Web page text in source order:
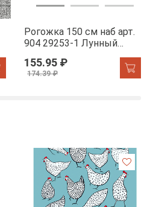
Рогожка 150 см наб арт.
904 29253-1 Лунный
155.95 ₽
174.39 ₽